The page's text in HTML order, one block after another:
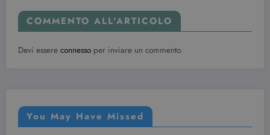
COMMENTO ALL'ARTICOLO
Devi essere connesso per inviare un commento.
You May Have Missed